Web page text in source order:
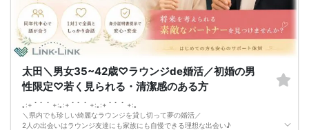
太田＼男女35~42歳♡ラウンジde婚活／初婚の男
性限定♡若く見られる・清潔感のある方
｡:+ ﾟ ゜ﾟ +:｡:+ ﾟ ゜ﾟ +:｡:+ ﾟ ゜ﾟ +:｡
＼県内でも珍しい綺麗なラウンジを貸し切って夢の婚活／
2人の出会いはラウンジ友達にも家族にも自慢できる理想な出会い♪